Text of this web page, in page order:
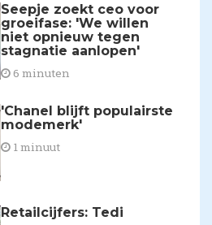
Seepje zoekt ceo voor
groeifase: 'We willen
niet opnieuw tegen
stagnatie aanlopen'
6 minuten
'Chanel blijft populairste
modemerk'
1 minuut
Retailcijfers: Tedi